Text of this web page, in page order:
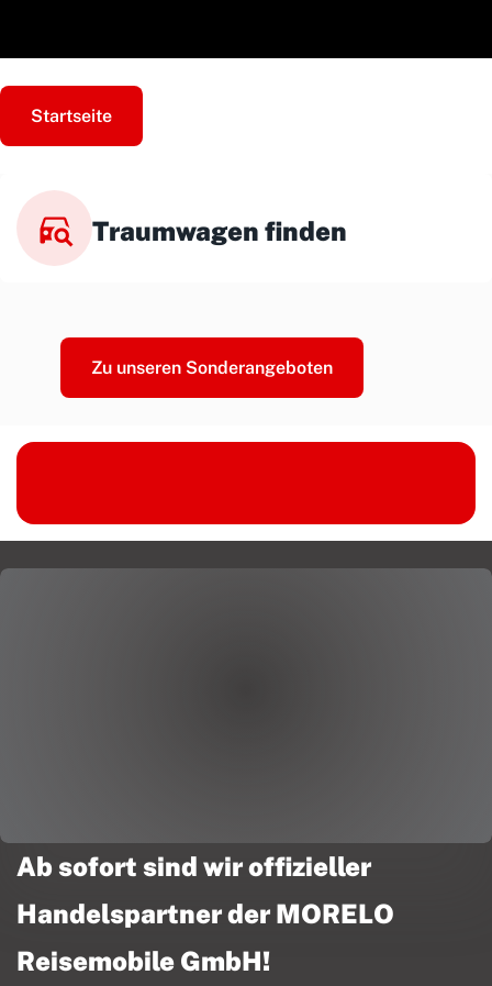
Startseite
Traumwagen finden
Zu unseren Sonderangeboten
Ab sofort sind wir offizieller
Handelspartner der MORELO
Reisemobile GmbH!